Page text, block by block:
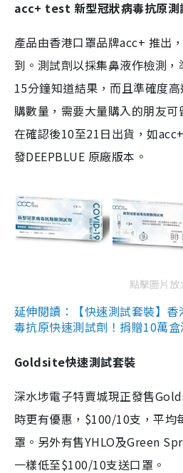
acc+ test 新型冠狀病毒抗原測
產品由香港口罩品牌acc+ 推出
到。測試劑以採集鼻液作檢測
15分鐘知道結果，而且準確度
購數量，需要大量購入的朋友
在確認後10至21日出貨，如
發DEEPBLUE 原廠版本。
點擊圖片放
延伸閱讀：【快速測試套裝】
毒抗原快速測試劑！捐贈10萬
Goldsite快速測試套裝
深水埗電子特賣城現正發售
時更有優惠，$100/10支，平均
罩。另外有售YHLO及Green
一樣低至$100/10支送口罩。